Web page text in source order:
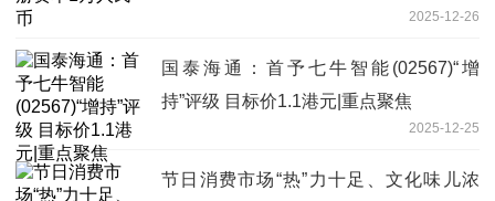
2025-12-26
国泰海通：首予七牛智能(02567)“增
持”评级 目标价1.1港元|重点聚焦
2025-12-25
节日消费市场“热”力十足、文化味儿浓